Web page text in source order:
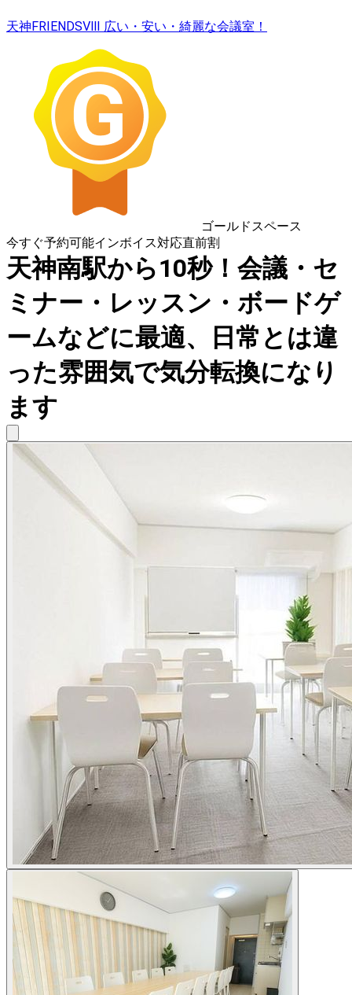
天神FRIENDSⅧ 広い・安い・綺麗な会議室！
ゴールドスペース
今すぐ予約可能インボイス対応直前割
天神南駅から10秒！会議・セ
ミナー・レッスン・ボードゲ
ームなどに最適、日常とは違
った雰囲気で気分転換になり
ます